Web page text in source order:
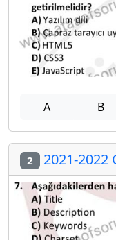
A B
2 2021-2022